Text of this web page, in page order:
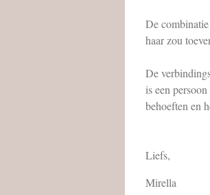
De
haar zou
De
is een
behoeften en
Liefs,
Mirella